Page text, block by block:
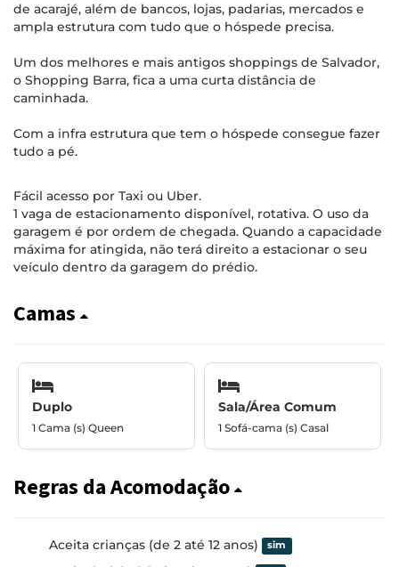
de acarajé, além de bancos, lojas, padarias, mercados e
ampla estrutura com tudo que o hóspede precisa.
Um dos melhores e mais antigos shoppings de Salvador,
o Shopping Barra, fica a uma curta distância de
caminhada.
Com a infra estrutura que tem o hóspede consegue fazer
tudo a pé.
Fácil acesso por Taxi ou Uber.
1 vaga de estacionamento disponível, rotativa. O uso da
garagem é por ordem de chegada. Quando a capacidade
máxima for atingida, não terá direito a estacionar o seu
veículo dentro da garagem do prédio.
Camas
Duplo
1 Cama (s) Queen
Sala/Área Comum
1 Sofá-cama (s) Casal
Regras da Acomodação
Aceita crianças (de 2 até 12 anos) sim